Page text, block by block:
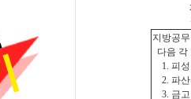
제82조
※주소지
지방공
다음 각
1. 피성
2. 파산
3. 금고